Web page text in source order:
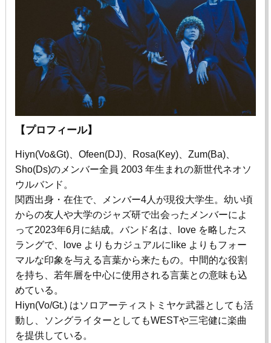
【プロフィール】
Hiyn(Vo&Gt)、 Ofeen(DJ)、 Rosa(Key)、 Zum(Ba)、
Sho(Ds)のメンバー全員 2003 年生まれの新世代ネオソ
ウルバンド。
関西出身・在住で、メンバー4人が現役大学生。幼い頃
からの友人や大学のジャズ研で出会ったメンバーによ
って2023年6月に結成。バンド名は、 love を略したス
ラングで、
love よりもカジュアルに like よりもフォー
マルな印象を与える言葉から来たもの。中間的な役割
を持ち、若年層を中心に使用される言葉との意味も込
めている。
Hiyn(Vo/Gt.) はソロアーティストミヤケ武器としても活
動し、ソングライターとしてもWESTや三宅健に楽曲
を提供している。